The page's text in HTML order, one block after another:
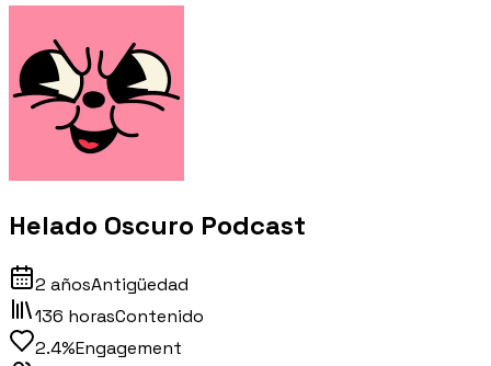
Helado Oscuro Podcast
2 añosAntigüedad
136 horasContenido
2.4%Engagement